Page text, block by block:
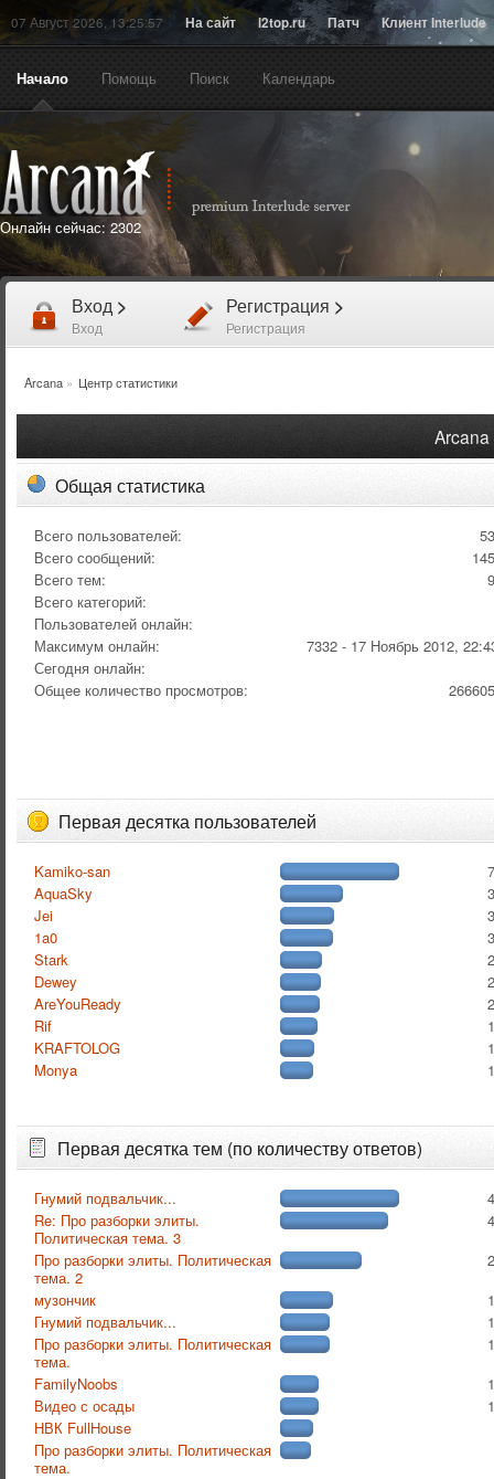
07 Август 2026, 13:25:57 На сайт l2top.ru Патч Клиент Interlude
Начало Помощь Поиск Календарь
Онлайн сейчас: 2302
Вход >
Вход
Регистрация >
Регистрация
Arcana» Центр статистики
Arcana
Общая статистика
Всего пользователей:
Всего сообщений:
Всего тем:
Всего категорий:
Пользователей онлайн:
Максимум онлайн:
7332 - 17 Ноябрь 2012,
Сегодня онлайн:
Общее количество просмотров:
Первая десятка пользователей
Kamiko-san
AquaSky
Jei
1a0
Stark
Dewey
AreYouReady
Rif
KRAFTOLOG
Monya
Первая десятка тем (по количеству ответов)
Гнумий подвальчик...
Re: Про разборки элиты.
Политическая тема. 3
Про разборки элиты. Политическая
тема. 2
музончик
Гнумий подвальчик...
Про разборки элиты. Политическая
тема.
FamilyNoobs
Видео с осады
НВК FullHouse
Про разборки элиты. Политическая
тема.